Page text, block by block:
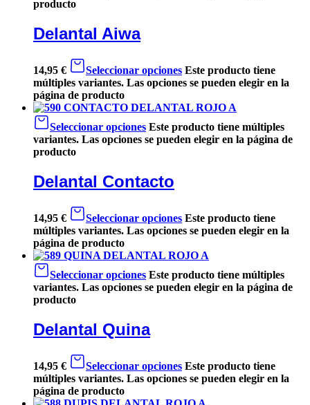
producto
Delantal Aiwa
14,95 € Seleccionar opciones Este producto tiene
múltiples variantes. Las opciones se pueden elegir en la
página de producto
Seleccionar opciones Este producto tiene múltiples
variantes. Las opciones se pueden elegir en la página de
producto
Delantal Contacto
14,95 € Seleccionar opciones Este producto tiene
múltiples variantes. Las opciones se pueden elegir en la
página de producto
Seleccionar opciones Este producto tiene múltiples
variantes. Las opciones se pueden elegir en la página de
producto
Delantal Quina
14,95 € Seleccionar opciones Este producto tiene
múltiples variantes. Las opciones se pueden elegir en la
página de producto